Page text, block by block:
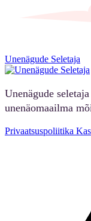
Unenägude Seletaja
Unenägude
unenäomaailma
Privaatsuspoliitika